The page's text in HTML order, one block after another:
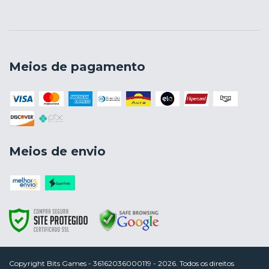
Meios de pagamento
Meios de envio
Copyright Bits Games - 36162036000119 - 2026. Todos os direitos